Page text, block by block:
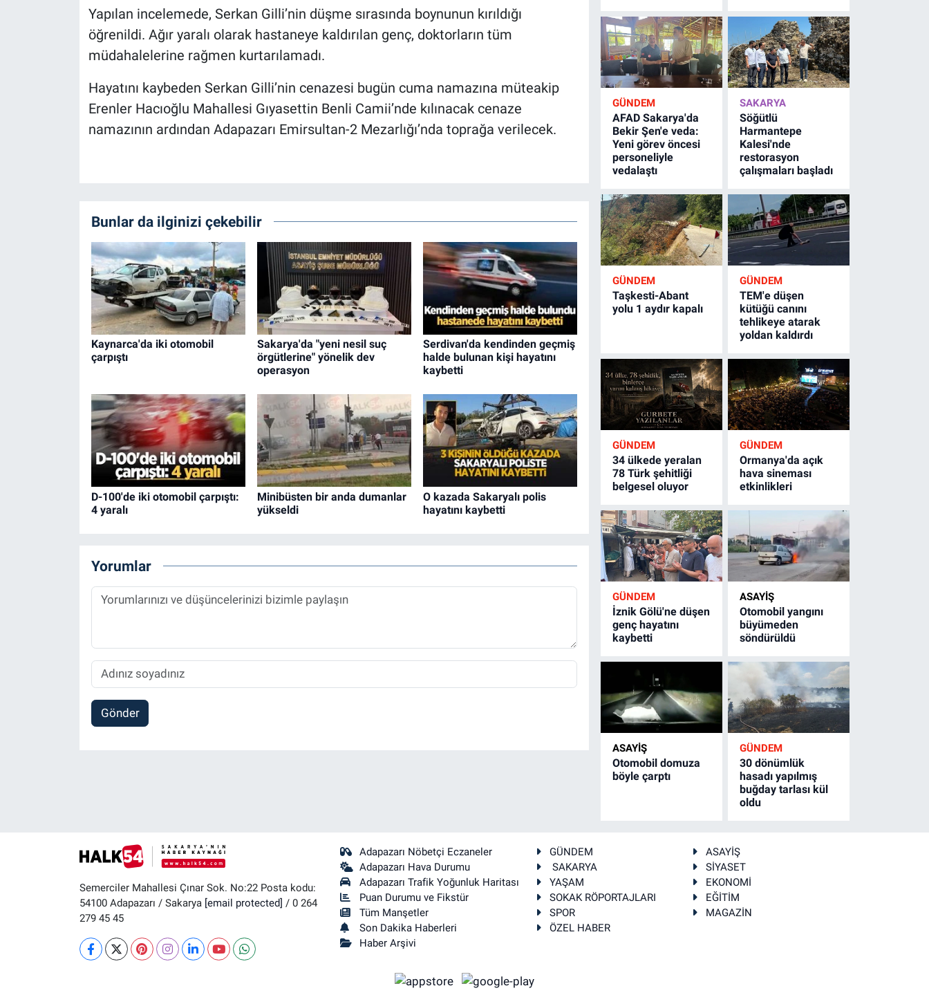
Yapılan incelemede, Serkan Gilli’nin düşme sırasında boynunun kırıldığı
öğrenildi. Ağır yaralı olarak hastaneye kaldırılan genç, doktorların tüm
müdahalelerine rağmen kurtarılamadı.
Hayatını kaybeden Serkan Gilli’nin cenazesi bugün cuma namazına müteakip
Erenler Hacıoğlu Mahallesi Gıyasettin Benli Camii’nde kılınacak cenaze
namazının ardından Adapazarı Emirsultan-2 Mezarlığı’nda toprağa verilecek.
Bunlar da ilginizi çekebilir
Kaynarca'da iki otomobil
çarpıştı
Sakarya'da "yeni nesil suç
örgütlerine" yönelik dev
operasyon
Serdivan'da kendinden geçmiş
halde bulunan kişi hayatını
kaybetti
D-100'de iki otomobil çarpıştı:
4 yaralı
Minibüsten bir anda dumanlar
yükseldi
O kazada Sakaryalı polis
hayatını kaybetti
Yorumlar
Gönder
GÜNDEM
AFAD Sakarya'da
Bekir Şen'e veda:
Yeni görev öncesi
personeliyle
vedalaştı
SAKARYA
Söğütlü
Harmantepe
Kalesi'nde
restorasyon
çalışmaları başladı
GÜNDEM
Taşkesti-Abant
yolu 1 aydır kapalı
GÜNDEM
TEM'e düşen
kütüğü canını
tehlikeye atarak
yoldan kaldırdı
GÜNDEM
34 ülkede yeralan
78 Türk şehitliği
belgesel oluyor
GÜNDEM
Ormanya'da açık
hava sineması
etkinlikleri
GÜNDEM
İznik Gölü'ne düşen
genç hayatını
kaybetti
ASAYİŞ
Otomobil yangını
büyümeden
söndürüldü
ASAYİŞ
Otomobil domuza
böyle çarptı
GÜNDEM
30 dönümlük
hasadı yapılmış
buğday tarlası kül
oldu
Semerciler Mahallesi Çınar Sok. No:22 Posta kodu:
54100 Adapazarı / Sakarya [email protected] / 0 264
279 45 45
Adapazarı Nöbetçi Eczaneler
Adapazarı Hava Durumu
Adapazarı Trafik Yoğunluk Haritası
Puan Durumu ve Fikstür
Tüm Manşetler
Son Dakika Haberleri
Haber Arşivi
GÜNDEM
ASAYİŞ
SAKARYA
SİYASET
YAŞAM
EKONOMİ
SOKAK RÖPORTAJLARI
EĞİTİM
SPOR
MAGAZİN
ÖZEL HABER